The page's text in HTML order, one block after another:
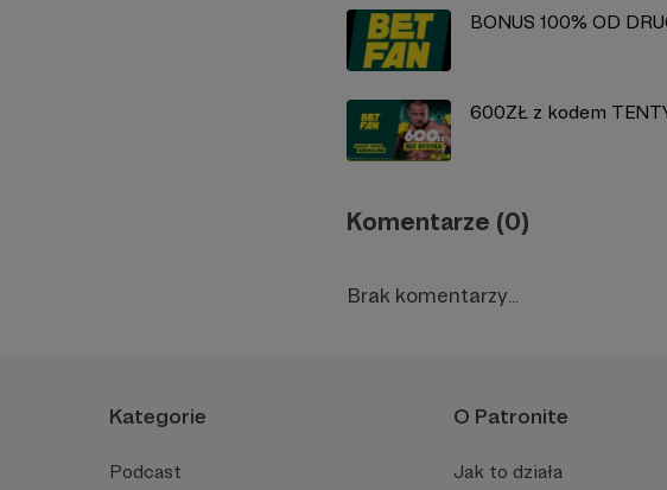
BONUS 100% OD
600ZŁ z kodem
Komentarze (0)
Brak komentarzy...
Kategorie
Podcast
O Patronite
Jak to działa